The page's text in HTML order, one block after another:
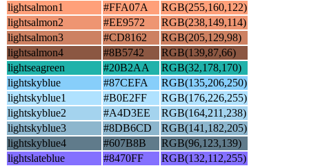
lightsalmon1
#FFA07A
RGB(255,160,122)
lightsalmon2
#EE9572
RGB(238,149,114)
lightsalmon3
#CD8162
RGB(205,129,98)
lightsalmon4
#8B5742
RGB(139,87,66)
lightseagreen
#20B2AA
RGB(32,178,170)
lightskyblue
#87CEFA
RGB(135,206,250)
lightskyblue1
#B0E2FF
RGB(176,226,255)
lightskyblue2
#A4D3EE
RGB(164,211,238)
lightskyblue3
#8DB6CD
RGB(141,182,205)
lightskyblue4
#607B8B
RGB(96,123,139)
lightslateblue
#8470FF
RGB(132,112,255)